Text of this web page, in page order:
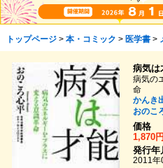
トップページ> 本・コミック > 医学書>
病気は
病気の
命
かんき
おのこ
価格
1,870円
発行年
2011年